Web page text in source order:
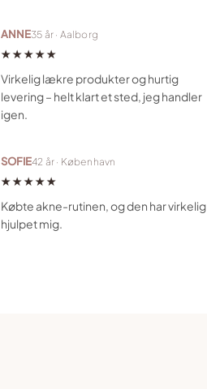
ANNE35 år · Aalborg
★★★★★
Virkelig lækre produkter og hurtig
levering – helt klart et sted, jeg handler
igen.
SOFIE42 år · København
★★★★★
Købte akne-rutinen, og den har virkelig
hjulpet mig.